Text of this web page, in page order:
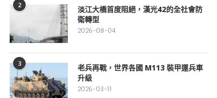
2
淡江大橋首度阻絕，漢光42的全社會防
衛轉型
2026-08-04
3
老兵再戰，世界各國 M113 裝甲運兵車
升級
2026-03-11